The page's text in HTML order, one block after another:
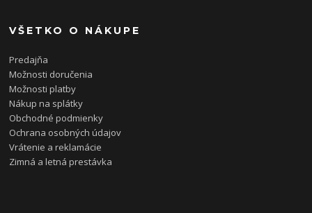
VŠETKO O NÁKUPE
Predajňa
Možnosti doručenia
Možnosti platby
Nákup na splátky
Obchodné podmienky
Ochrana osobných údajov
Vrátenie a reklamácie
Zimná a letná prestávka